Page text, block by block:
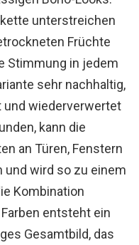
unterstreichen
Früchte
Stimmung in jedem
sehr nachhaltig,
und wiederverwertet
kann die
an Türen, Fenstern
und wird so zu einem
Kombination
entsteht ein
Gesamtbild, das